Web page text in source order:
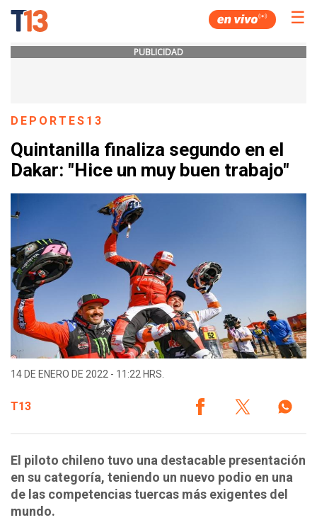
☰
PUBLICIDAD
DEPORTES13
Quintanilla finaliza segundo en el
Dakar: "Hice un muy buen trabajo"
14 DE ENERO DE 2022 - 11:22 HRS.
T13
El piloto chileno tuvo una destacable presentación
en su categoría, teniendo un nuevo podio en una
de las competencias tuercas más exigentes del
mundo.